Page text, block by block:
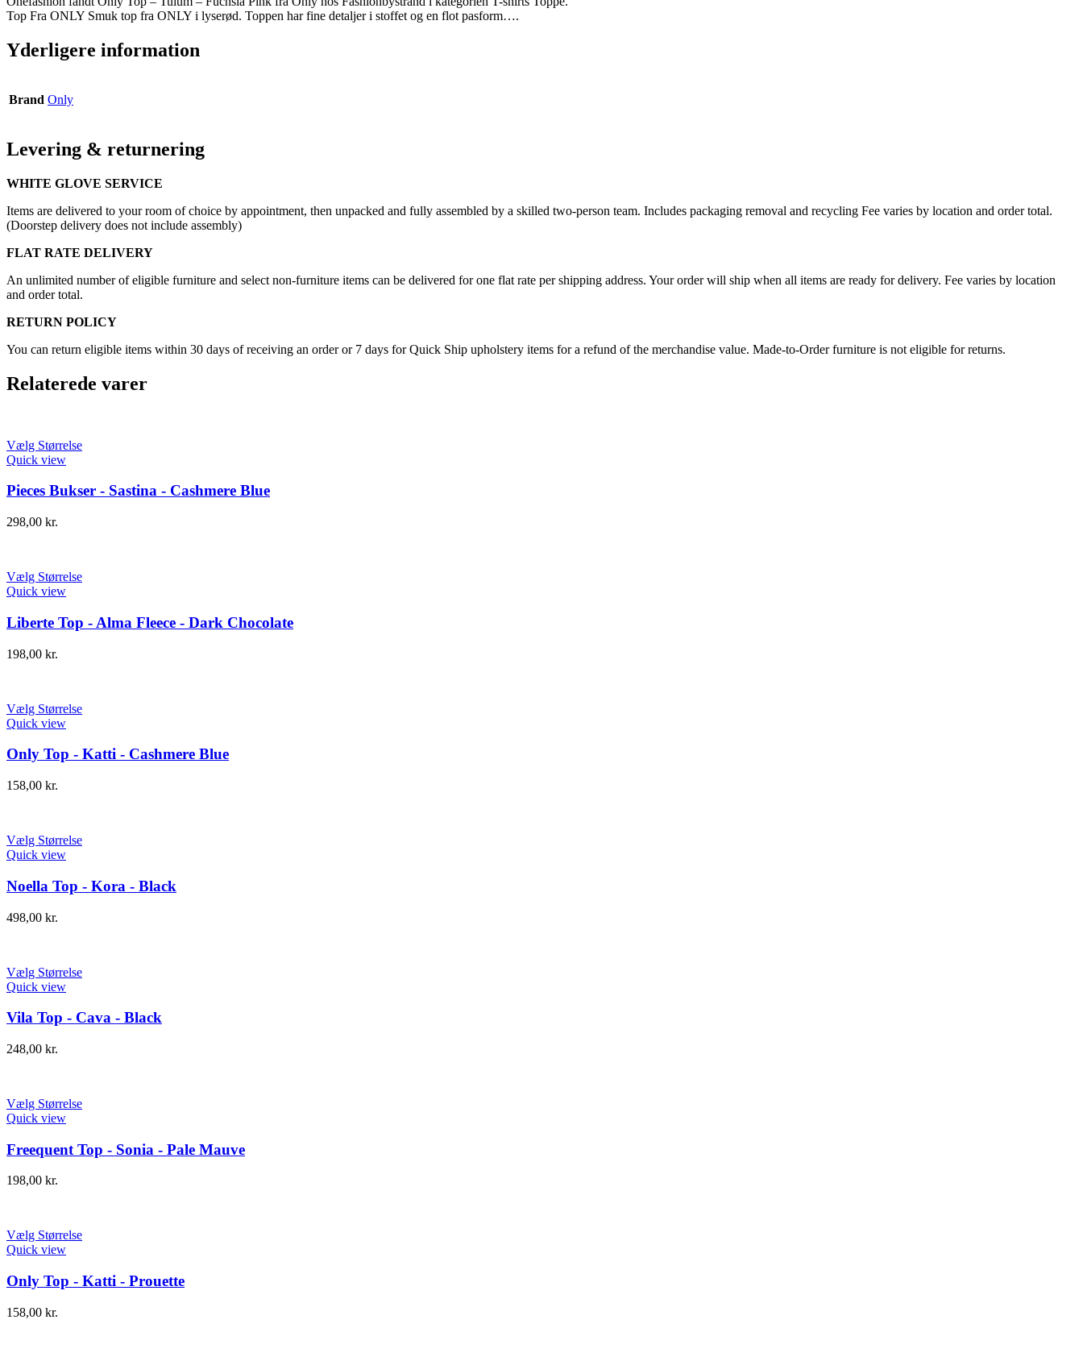
Top Fra ONLY Smuk top fra ONLY i lyserød. Toppen har fine detaljer i stoffet og en flot pasform….
Yderligere information
Brand Only
Levering & returnering
WHITE GLOVE SERVICE
Items are delivered to your room of choice by appointment, then unpacked and fully assembled by a skilled two-person team. Includes packaging removal and recycling Fee varies by location and order total.
(Doorstep delivery does not include assembly)
FLAT RATE DELIVERY
An unlimited number of eligible furniture and select non-furniture items can be delivered for one flat rate per shipping address. Your order will ship when all items are ready for delivery. Fee varies by location
and order total.
RETURN POLICY
You can return eligible items within 30 days of receiving an order or 7 days for Quick Ship upholstery items for a refund of the merchandise value. Made-to-Order furniture is not eligible for returns.
Relaterede varer
Vælg Størrelse
Quick view
Pieces Bukser - Sastina - Cashmere Blue
298,00 kr.
Vælg Størrelse
Quick view
Liberte Top - Alma Fleece - Dark Chocolate
198,00 kr.
Vælg Størrelse
Quick view
Only Top - Katti - Cashmere Blue
158,00 kr.
Vælg Størrelse
Quick view
Noella Top - Kora - Black
498,00 kr.
Vælg Størrelse
Quick view
Vila Top - Cava - Black
248,00 kr.
Vælg Størrelse
Quick view
Freequent Top - Sonia - Pale Mauve
198,00 kr.
Vælg Størrelse
Quick view
Only Top - Katti - Prouette
158,00 kr.